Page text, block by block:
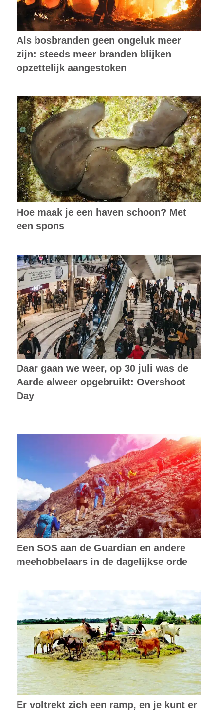
Als bosbranden geen ongeluk meer
zijn: steeds meer branden blijken
opzettelijk aangestoken
Hoe maak je een haven schoon? Met
een spons
Daar gaan we weer, op 30 juli was de
Aarde alweer opgebruikt: Overshoot
Day
Een SOS aan de Guardian en andere
meehobbelaars in de dagelijkse orde
Er voltrekt zich een ramp, en je kunt er